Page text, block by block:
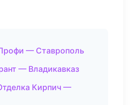
— Ставрополь
— Владикавказ
Кирпич —